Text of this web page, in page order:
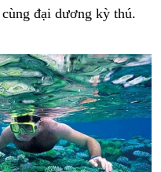
đại dương kỳ thú.